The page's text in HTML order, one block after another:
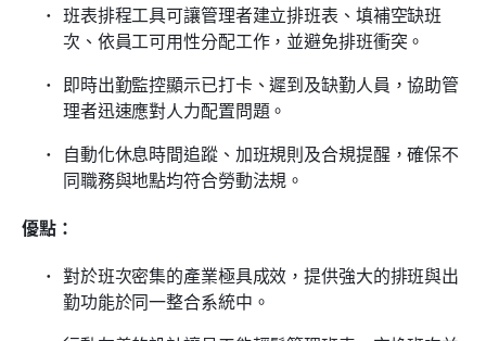
班表排程工具可讓管理者建立排班表、填補空缺班
次、依員工可用性分配工作，並避免排班衝突。
即時出勤監控顯示已打卡、遲到及缺勤人員，協助管
理者迅速應對人力配置問題。
自動化休息時間追蹤、加班規則及合規提醒，確保不
同職務與地點均符合勞動法規。
優點：
對於班次密集的產業極具成效，提供強大的排班與出
勤功能於同一整合系統中。